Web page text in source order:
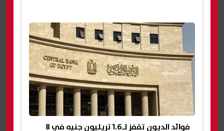
فوائد الديون تقفز لـ1.6 تريليون جنيه في 8